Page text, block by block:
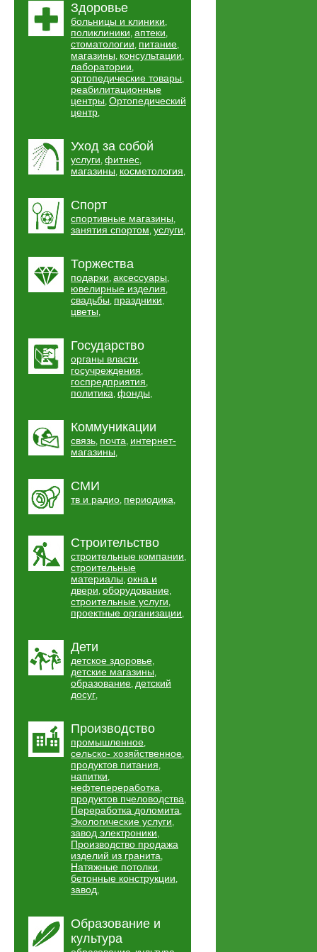
Здоровье
больницы и клиники,
поликлиники, аптеки,
стоматологии, питание,
магазины, консультации,
лаборатории,
ортопедические товары,
реабилитационные
центры, Ортопедический
центр,
Уход за собой
услуги, фитнес,
магазины, косметология,
Спорт
спортивные магазины,
занятия спортом, услуги,
Торжества
подарки, аксессуары,
ювелирные изделия,
свадьбы, праздники,
цветы,
Государство
органы власти,
госучреждения,
госпредприятия,
политика, фонды,
Коммуникации
связь, почта, интернет-
магазины,
СМИ
тв и радио, периодика,
Строительство
строительные компании,
строительные
материалы, окна и
двери, оборудование,
строительные услуги,
проектные организации,
Дети
детское здоровье,
детские магазины,
образование, детский
досуг,
Производство
промышленное,
сельско- хозяйственное,
продуктов питания,
напитки,
нефтепереработка,
продуктов пчеловодства,
Переработка доломита,
Экологические услуги,
завод электроники,
Производство продажа
изделий из гранита,
Натяжные потолки,
бетонные конструкции,
завод,
Образование и
культура